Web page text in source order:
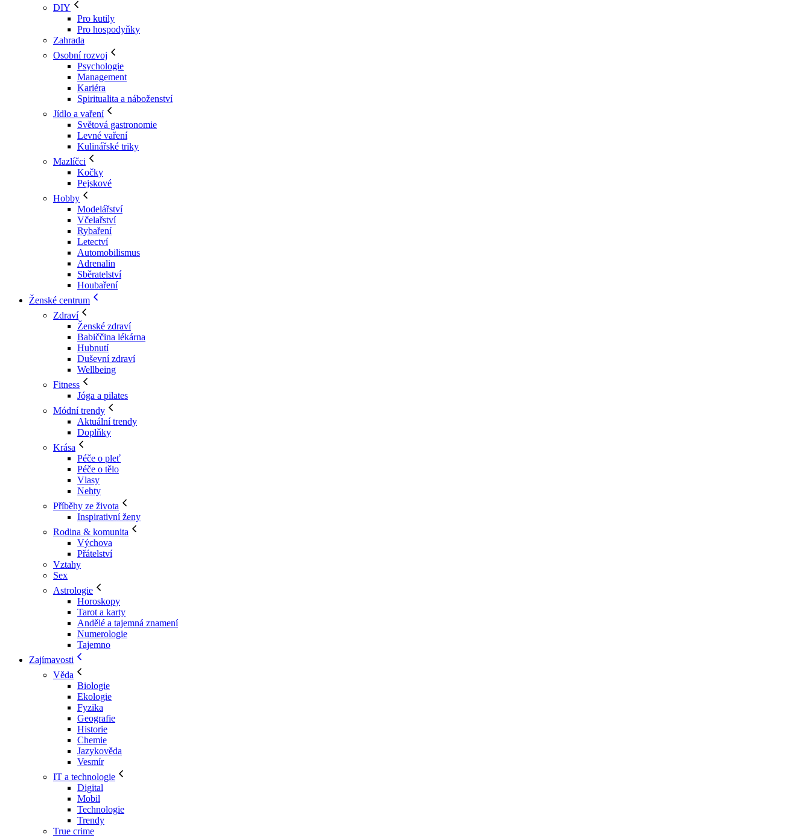
DIY
Pro kutily
Pro hospodyňky
Zahrada
Osobní rozvoj
Psychologie
Management
Kariéra
Spiritualita a náboženství
Jídlo a vaření
Světová gastronomie
Levné vaření
Kulinářské triky
Mazlíčci
Kočky
Pejskové
Hobby
Modelářství
Včelařství
Rybaření
Letectví
Automobilismus
Adrenalin
Sběratelství
Houbaření
Ženské centrum
Zdraví
Ženské zdraví
Babiččina lékárna
Hubnutí
Duševní zdraví
Wellbeing
Fitness
Jóga a pilates
Módní trendy
Aktuální trendy
Doplňky
Krása
Péče o pleť
Péče o tělo
Vlasy
Nehty
Příběhy ze života
Inspirativní ženy
Rodina & komunita
Výchova
Přátelství
Vztahy
Sex
Astrologie
Horoskopy
Tarot a karty
Andělé a tajemná znamení
Numerologie
Tajemno
Zajímavosti
Věda
Biologie
Ekologie
Fyzika
Geografie
Historie
Chemie
Jazykověda
Vesmír
IT a technologie
Digital
Mobil
Technologie
Trendy
True crime